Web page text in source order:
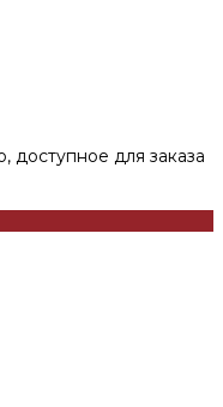
доступное для заказа